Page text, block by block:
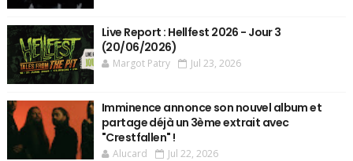
Live Report : Hellfest 2026 - Jour 3
(20/06/2026)
Margot Patry Jul 23, 2026
Imminence annonce son nouvel album et
partage déjà un 3ème extrait avec
"Crestfallen" !
Alucard Jul 22, 2026